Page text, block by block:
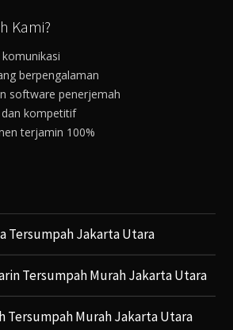
Kami?
berpengalaman
software penerjemah
kompetitif
terjamin 100%
Tersumpah Jakarta Utara
Tersumpah Murah Jakarta Utara
Tersumpah Murah Jakarta Utara